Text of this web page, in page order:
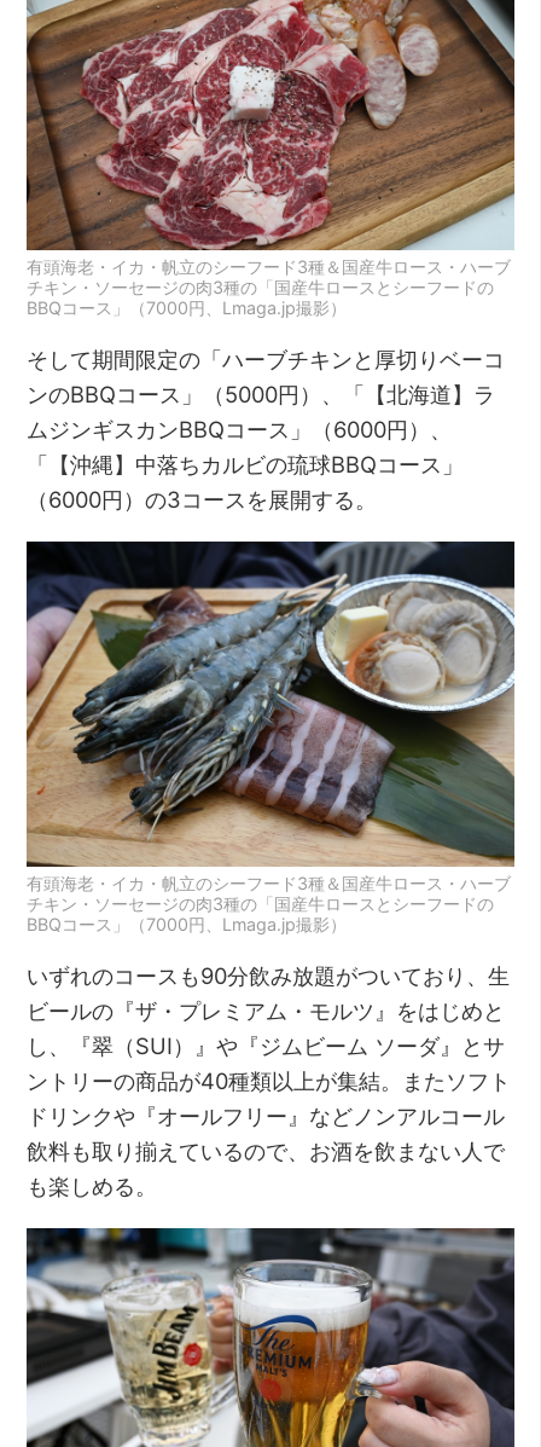
有頭海老・イカ・帆立のシーフード3種＆国産牛ロース・ハーブ
チキン・ソーセージの肉3種の「国産牛ロースとシーフードの
BBQコース」（7000円、Lmaga.jp撮影）
そして期間限定の「ハーブチキンと厚切りベーコ
ンのBBQコース」（5000円）、「【北海道】ラ
ムジンギスカンBBQコース」（6000円）、
「【沖縄】中落ちカルビの琉球BBQコース」
（6000円）の3コースを展開する。
有頭海老・イカ・帆立のシーフード3種＆国産牛ロース・ハーブ
チキン・ソーセージの肉3種の「国産牛ロースとシーフードの
BBQコース」（7000円、Lmaga.jp撮影）
いずれのコースも90分飲み放題がついており、生
ビールの『ザ・プレミアム・モルツ』をはじめと
し、『翠（SUI）』や『ジムビーム ソーダ』とサ
ントリーの商品が40種類以上が集結。またソフト
ドリンクや『オールフリー』などノンアルコール
飲料も取り揃えているので、お酒を飲まない人で
も楽しめる。